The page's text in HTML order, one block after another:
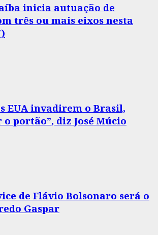
inicia autuação de
três ou mais eixos nesta
EUA invadirem o Brasil,
portão”, diz José Múcio
de Flávio Bolsonaro será o
Gaspar